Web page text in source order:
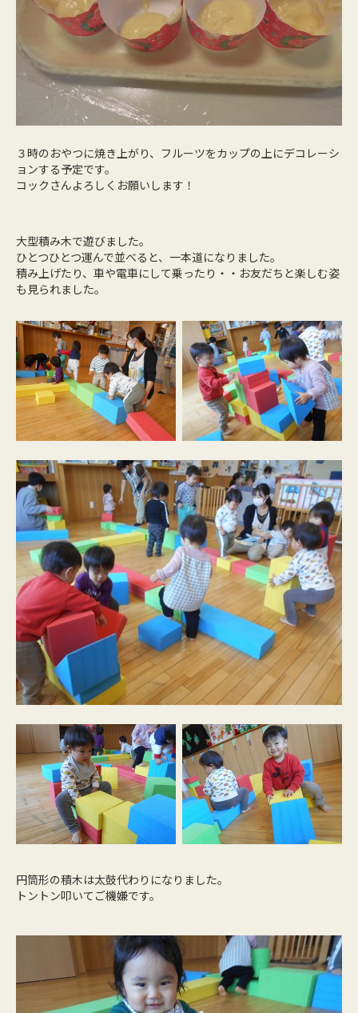
３時のおやつに焼き上がり、フルーツをカップの上にデコレーシ
ョンする予定です。
コックさんよろしくお願いします！
大型積み木で遊びました。
ひとつひとつ運んで並べると、一本道になりました。
積み上げたり、車や電車にして乗ったり・・お友だちと楽しむ姿
も見られました。
円筒形の積木は太鼓代わりになりました。
トントン叩いてご機嫌です。